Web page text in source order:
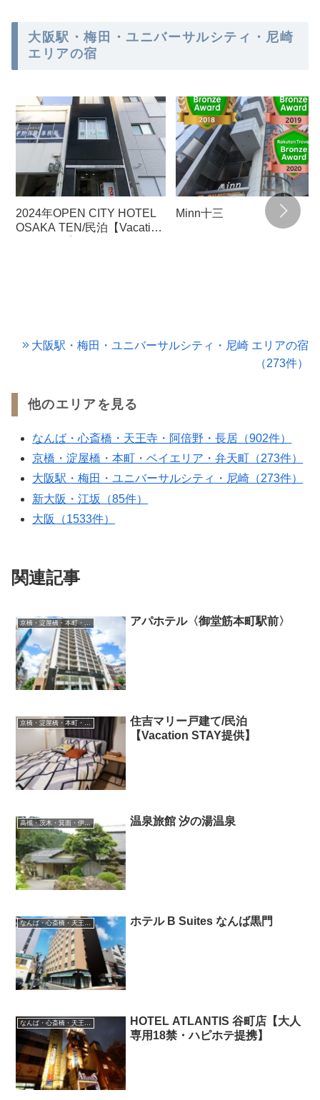
大阪駅・梅田・ユニバーサルシティ・尼崎
エリアの宿
2024年OPEN CITY HOTEL
OSAKA TEN/民泊【Vacation
Minn十三
大阪駅・梅田・ユニバーサルシティ・尼崎 エリアの宿
（273件）
他のエリアを見る
なんば・心斎橋・天王寺・阿倍野・長居（902件）
京橋・淀屋橋・本町・ベイエリア・弁天町（273件）
大阪駅・梅田・ユニバーサルシティ・尼崎（273件）
新大阪・江坂（85件）
大阪（1533件）
関連記事
京橋・淀屋橋・本町・ベイエリア・弁天町 アパホテル〈御堂筋本町駅前〉
京橋・淀屋橋・本町・ベイエリア・弁天町
住吉マリー戸建て/民泊
【Vacation STAY提供】
高槻・茨木・箕面・伊丹空港 温泉旅館 汐の湯温泉
なんば・心斎橋・天王寺・阿倍野・長居 ホテル B Suites なんば黒門
なんば・心斎橋・天王寺・阿倍野・長居
HOTEL ATLANTIS 谷町店【大人
専用18禁・ハピホテ提携】